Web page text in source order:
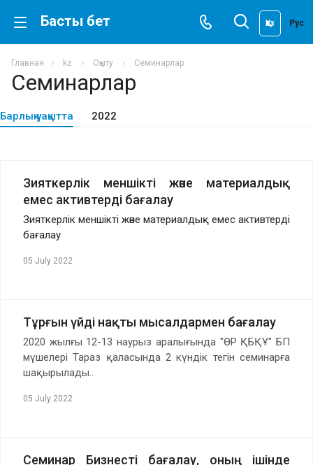
Басты бет Қаз Рус
Главная kz Оқыту Семинарлар
Семинарлар
Барлық уақытта 2022
Зияткерлік меншікті және материалдық
емес активтерді бағалау
Зияткерлік меншікті және материалдық емес активтерді
бағалау
05 July 2022
Тұрғын үйді нақты мысалдармен бағалау
2020 жылғы 12-13 наурыз аралығында "ӨР ҚБҚҰ" БП
мүшелері Тараз қаласында 2 күндік тегін семинарға
шақырылады..
05 July 2022
Семинар Бизнесті бағалау, оның ішінде